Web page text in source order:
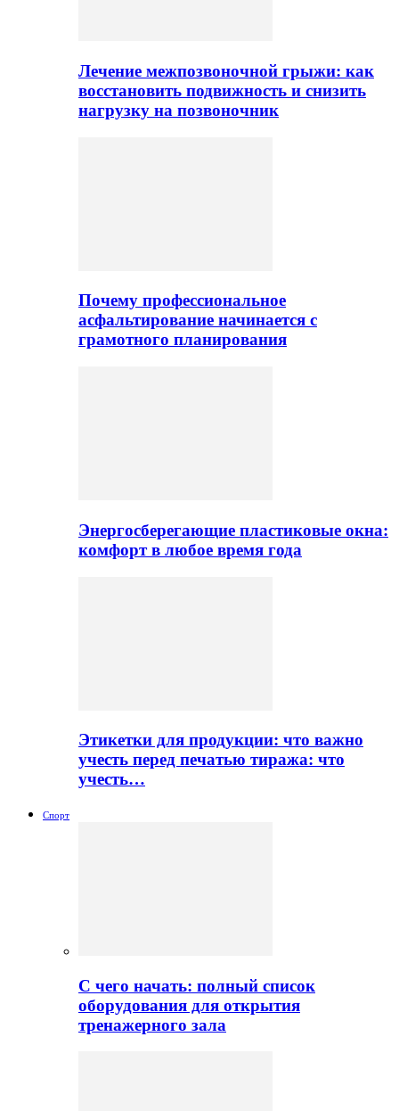
Лечение межпозвоночной грыжи: как
восстановить подвижность и снизить
нагрузку на позвоночник
Почему профессиональное
асфальтирование начинается с
грамотного планирования
Энергосберегающие пластиковые окна:
комфорт в любое время года
Этикетки для продукции: что важно
учесть перед печатью тиража: что
учесть…
Спорт
С чего начать: полный список
оборудования для открытия
тренажерного зала